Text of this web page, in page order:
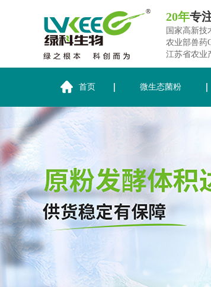
20年专
国家高新技
农业部兽药
江苏省农业
首页 微生态菌粉
关于绿科生物